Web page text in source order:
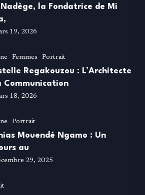
la Fondatrice de Mi
19, 2026
Femmes Portrait
Regakouzou : L’Architecte
Communication
18, 2026
Portrait
Mouendé Ngamo : Un
au
29, 2025